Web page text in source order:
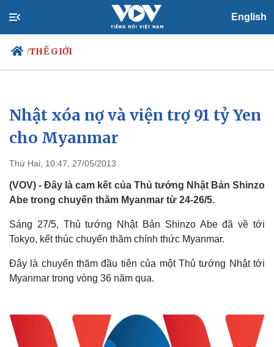
English
/THẾ GIỚI
Chính trị
Đảng
Tổ chức nhân sự
Nhận diện sự thật
Xã hội
Việc làm
Biển đảo
Nhật xóa nợ và viện trợ 91 tỷ Yen
cho Myanmar
Thứ Hai, 10:47, 27/05/2013
(VOV) - Đây là cam kết của Thủ tướng Nhật Bản Shinzo
Abe trong chuyến thăm Myanmar từ 24-26/5.
Sáng 27/5, Thủ tướng Nhật Bản Shinzo Abe đã về tới
Tokyo, kết thúc chuyến thăm chính thức Myanmar.
Đây là chuyến thăm đầu tiên của một Thủ tướng Nhật tới
Myanmar trong vòng 36 năm qua.